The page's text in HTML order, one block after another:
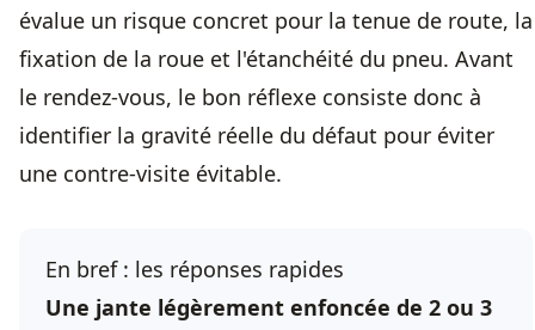
évalue un risque concret pour la tenue de route, la
fixation de la roue et l'étanchéité du pneu. Avant
le rendez-vous, le bon réflexe consiste donc à
identifier la gravité réelle du défaut pour éviter
une contre-visite évitable.
En bref : les réponses rapides
Une jante légèrement enfoncée de 2 ou 3